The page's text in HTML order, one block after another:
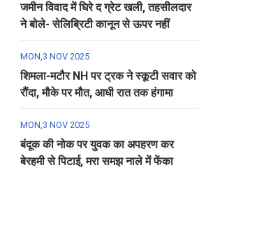
जमीन विवाद में घिरे द ग्रेट खली, तहसीलदार
ने बोले- सेलिब्रिटी कानून से ऊपर नहीं
MON,3 NOV 2025
शिमला-मटौर NH पर ट्रक ने स्कूटी सवार को
रौंदा, मौके पर मौत, आधी रात तक हंगामा
MON,3 NOV 2025
बंदूक की नोक पर युवक का अपहरण कर
बेरहमी से पिटाई, मरा समझ नाले में फेंका